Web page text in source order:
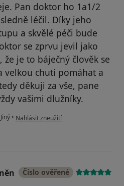
Pan doktor ho 1a1/2
léčil. Díky jeho
a skvělé péči bude
se zprvu jevil jako
že je to báječný člověk se
velkou chutí pomáhat a
děkuji za vše, pane
vašimi dlužníky.
Jiný • podle názoru uživatele Zuzana
Nahlásit zneužití
Číslo ověřené